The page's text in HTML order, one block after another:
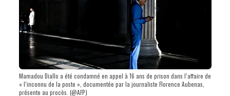
Mamadou Diallo a été condamné en appel à 16 ans de prison dans l’affaire de
« l’inconnu de la poste », documentée par la journaliste Florence Aubenas,
présente au procès. (@AFP)